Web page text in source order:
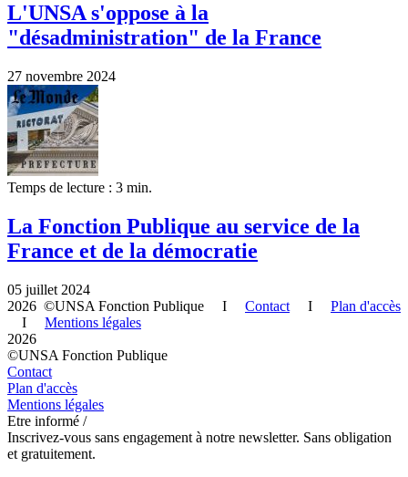
L'UNSA s'oppose à la
"désadministration" de la France
27 novembre 2024
Temps de lecture : 3 min.
La Fonction Publique au service de la
France et de la démocratie
05 juillet 2024
2026 ©UNSA Fonction Publique I Contact I Plan d'accès
I Mentions légales
2026
©UNSA Fonction Publique
Contact
Plan d'accès
Mentions légales
Etre informé /
Inscrivez-vous sans engagement à notre newsletter. Sans obligation
et gratuitement.